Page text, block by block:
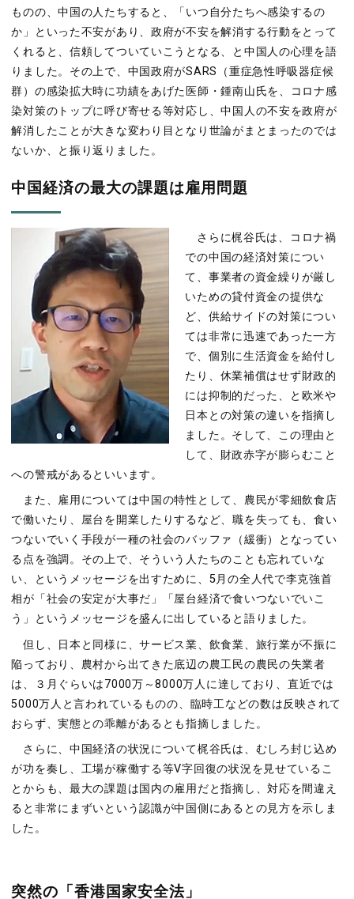
ものの、中国の人たちすると、「いつ自分たちへ感染するの
か」といった不安があり、政府が不安を解消する行動をとって
くれると、信頼してついていこうとなる、と中国人の心理を語
りました。その上で、中国政府がSARS（重症急性呼吸器症候
群）の感染拡大時に功績をあげた医師・鍾南山氏を、コロナ感
染対策のトップに呼び寄せる等対応し、中国人の不安を政府が
解消したことが大きな変わり目となり世論がまとまったのでは
ないか、と振り返りました。
中国経済の最大の課題は雇用問題
さらに梶谷氏は、コロナ禍
での中国の経済対策につい
て、事業者の資金繰りが厳し
いための貸付資金の提供な
ど、供給サイドの対策につい
ては非常に迅速であった一方
で、個別に生活資金を給付し
たり、休業補償はせず財政的
には抑制的だった、と欧米や
日本との対策の違いを指摘し
ました。そして、この理由と
して、財政赤字が膨らむこと
への警戒があるといいます。
また、雇用については中国の特性として、農民が零細飲食店
で働いたり、屋台を開業したりするなど、職を失っても、食い
つないでいく手段が一種の社会のバッファ（緩衝）となってい
る点を強調。その上で、そういう人たちのことも忘れていな
い、というメッセージを出すために、5月の全人代で李克強首
相が「社会の安定が大事だ」「屋台経済で食いつないでいこ
う」というメッセージを盛んに出していると語りました。
但し、日本と同様に、サービス業、飲食業、旅行業が不振に
陥っており、農村から出てきた底辺の農工民の農民の失業者
は、３月ぐらいは7000万～8000万人に達しており、直近では
5000万人と言われているものの、臨時工などの数は反映されて
おらず、実態との乖離があるとも指摘しました。
さらに、中国経済の状況について梶谷氏は、むしろ封じ込め
が功を奏し、工場が稼働する等V字回復の状況を見せているこ
とからも、最大の課題は国内の雇用だと指摘し、対応を間違え
ると非常にまずいという認識が中国側にあるとの見方を示しま
した。
突然の「香港国家安全法」